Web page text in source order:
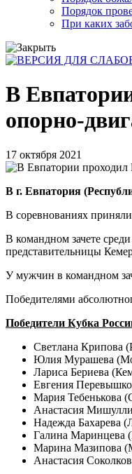
Порядок
При каких
В
опорно-
17 октября 2021
В г. Евпатория
В соревнованиях
В командном зачете
представительницы
У мужчин в командном
Победителями
Победители Кубка
Светлана Крипова
Юлия Мурашева
Лариса Бериева
Евгения
Мария Тебенькова
Анастасия
Надежда Бахарева
Галина Маринцева
Марина Мазипова
Анастасия